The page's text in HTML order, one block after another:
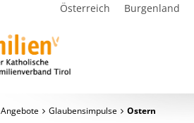
Österreich Burgenland
Angebote Glaubensimpulse Ostern